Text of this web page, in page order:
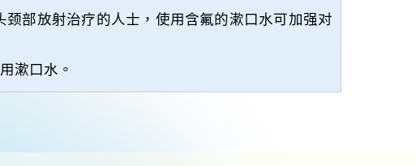
部放射治疗的人士，使用含氟的漱口水可加强对
漱口水。